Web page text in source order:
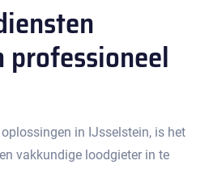
professioneel
in IJsselstein, is het
vakkundige loodgieter in te